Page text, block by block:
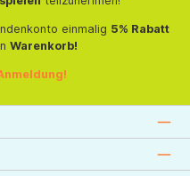
einmalig 5% Rabatt
Warenkorb!